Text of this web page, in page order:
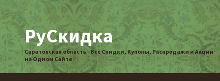
РуСкидка
Саратовская область - Все Скидки, Купоны, Распродажи и Акции
на Одном Сайте